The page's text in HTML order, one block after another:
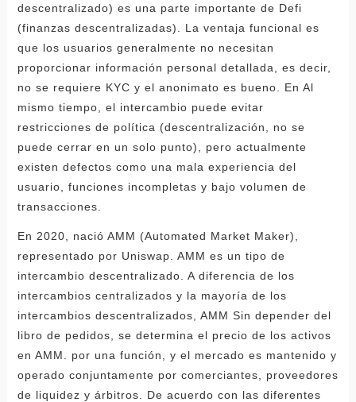
descentralizado) es una parte importante de Defi
(finanzas descentralizadas). La ventaja funcional es
que los usuarios generalmente no necesitan
proporcionar información personal detallada, es decir,
no se requiere KYC y el anonimato es bueno. En Al
mismo tiempo, el intercambio puede evitar
restricciones de política (descentralización, no se
puede cerrar en un solo punto), pero actualmente
existen defectos como una mala experiencia del
usuario, funciones incompletas y bajo volumen de
transacciones.
En 2020, nació AMM (Automated Market Maker),
representado por Uniswap. AMM es un tipo de
intercambio descentralizado. A diferencia de los
intercambios centralizados y la mayoría de los
intercambios descentralizados, AMM Sin depender del
libro de pedidos, se determina el precio de los activos
en AMM. por una función, y el mercado es mantenido y
operado conjuntamente por comerciantes, proveedores
de liquidez y árbitros. De acuerdo con las diferentes